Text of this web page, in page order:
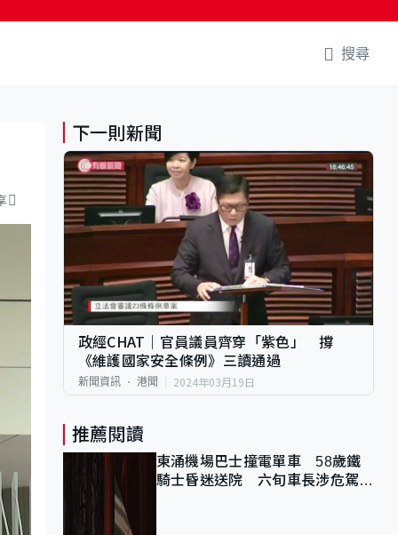
搜尋
下一則新聞
政經CHAT｜官員議員齊穿「紫色」 撐
《維護國家安全條例》三讀通過
新聞資訊 港聞 2024年03月19日
推薦閱讀
東涌機場巴士撞電單車 58歲鐵
騎士昏迷送院 六旬車長涉危駕被